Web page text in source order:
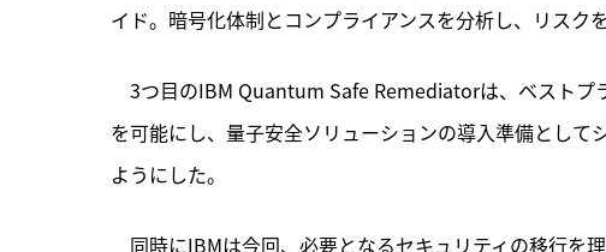
イド。暗号化体制とコンプライアンスを分析し、リスク
3つ目のIBM Quantum Safe Remediatorは、ベストプ
を可能にし、量子安全ソリューションの導入準備とし
ようにした。
同時にIBMは今回、必要となるセキュリティの移行を